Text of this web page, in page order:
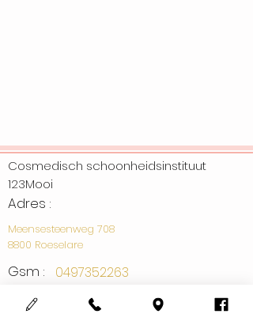
Cosmedisch schoonheidsinstituut
123Mooi
Adres :
Meensesteenweg 708
8800 Roeselare
Gsm :
0497352263